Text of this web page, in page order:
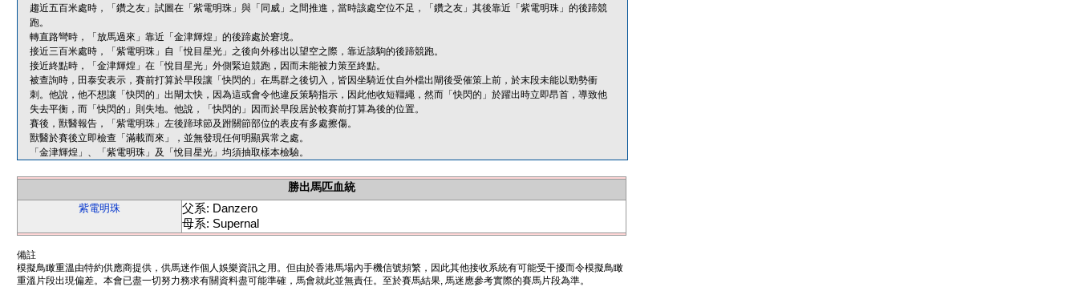
趨近五百米處時，「鑽之友」試圖在「紫電明珠」與「同威」之間推進，當時該處空位不足，「鑽之友」其後靠近「紫電明珠」的後蹄競
跑。
轉直路彎時，「放馬過來」靠近「金津輝煌」的後蹄處於窘境。
接近三百米處時，「紫電明珠」自「悅目星光」之後向外移出以望空之際，靠近該駒的後蹄競跑。
接近終點時，「金津輝煌」在「悅目星光」外側緊迫競跑，因而未能被力策至終點。
被查詢時，田泰安表示，賽前打算於早段讓「快閃的」在馬群之後切入，皆因坐騎近仗自外檔出閘後受催策上前，於末段未能以勁勢衝
刺。他說，他不想讓「快閃的」出閘太快，因為這或會令他違反策騎指示，因此他收短韁繩，然而「快閃的」於躍出時立即昂首，導致他
失去平衡，而「快閃的」則失地。他說，「快閃的」因而於早段居於較賽前打算為後的位置。
賽後，獸醫報告，「紫電明珠」左後蹄球節及跗關節部位的表皮有多處擦傷。
獸醫於賽後立即檢查「滿載而來」，並無發現任何明顯異常之處。
「金津輝煌」、「紫電明珠」及「悅目星光」均須抽取樣本檢驗。
勝出馬匹血統
紫電明珠
父系: Danzero
母系: Supernal
備註
模擬鳥瞰重溫由特約供應商提供，供馬迷作個人娛樂資訊之用。但由於香港馬場內手機信號頻繁，因此其他接收系統有可能受干擾而令模擬鳥瞰
重溫片段出現偏差。本會已盡一切努力務求有關資料盡可能準確，馬會就此並無責任。至於賽馬結果, 馬迷應參考實際的賽馬片段為準。